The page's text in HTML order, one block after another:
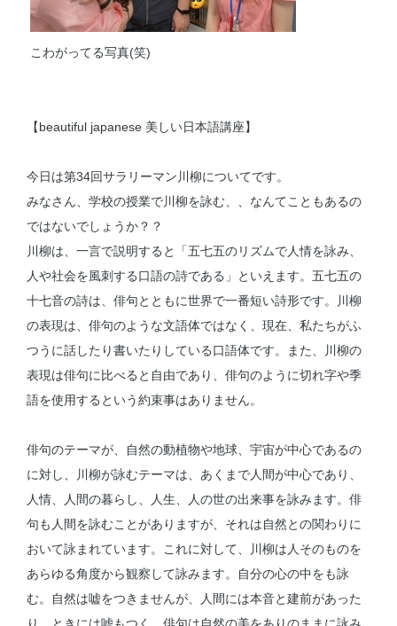
こわがってる写真(笑)
【beautiful japanese 美しい日本語講座】
今日は第34回サラリーマン川柳についてです。
みなさん、学校の授業で川柳を詠む、、なんてこともあるの
ではないでしょうか？？
川柳は、一言で説明すると「五七五のリズムで人情を詠み、
人や社会を風刺する口語の詩である」といえます。五七五の
十七音の詩は、俳句とともに世界で一番短い詩形です。川柳
の表現は、俳句のような文語体ではなく、現在、私たちがふ
つうに話したり書いたりしている口語体です。また、川柳の
表現は俳句に比べると自由であり、俳句のように切れ字や季
語を使用するという約束事はありません。
俳句のテーマが、自然の動植物や地球、宇宙が中心であるの
に対し、川柳が詠むテーマは、あくまで人間が中心であり、
人情、人間の暮らし、人生、人の世の出来事を詠みます。俳
句も人間を詠むことがありますが、それは自然との関わりに
おいて詠まれています。これに対して、川柳は人そのものを
あらゆる角度から観察して詠みます。自分の心の中をも詠
む。自然は嘘をつきませんが、人間には本音と建前があった